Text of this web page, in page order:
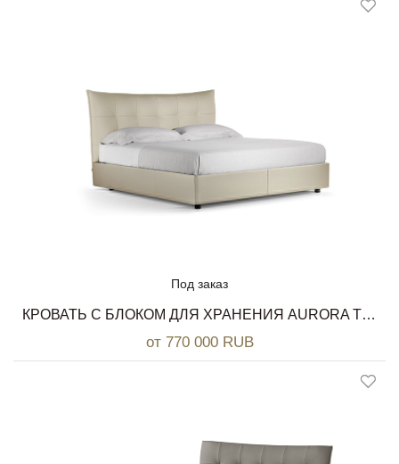
Под заказ
КРОВАТЬ C БЛОКОМ ДЛЯ ХРАНЕНИЯ AURORA TRE POLTRONA FRAU
от 770 000 RUB